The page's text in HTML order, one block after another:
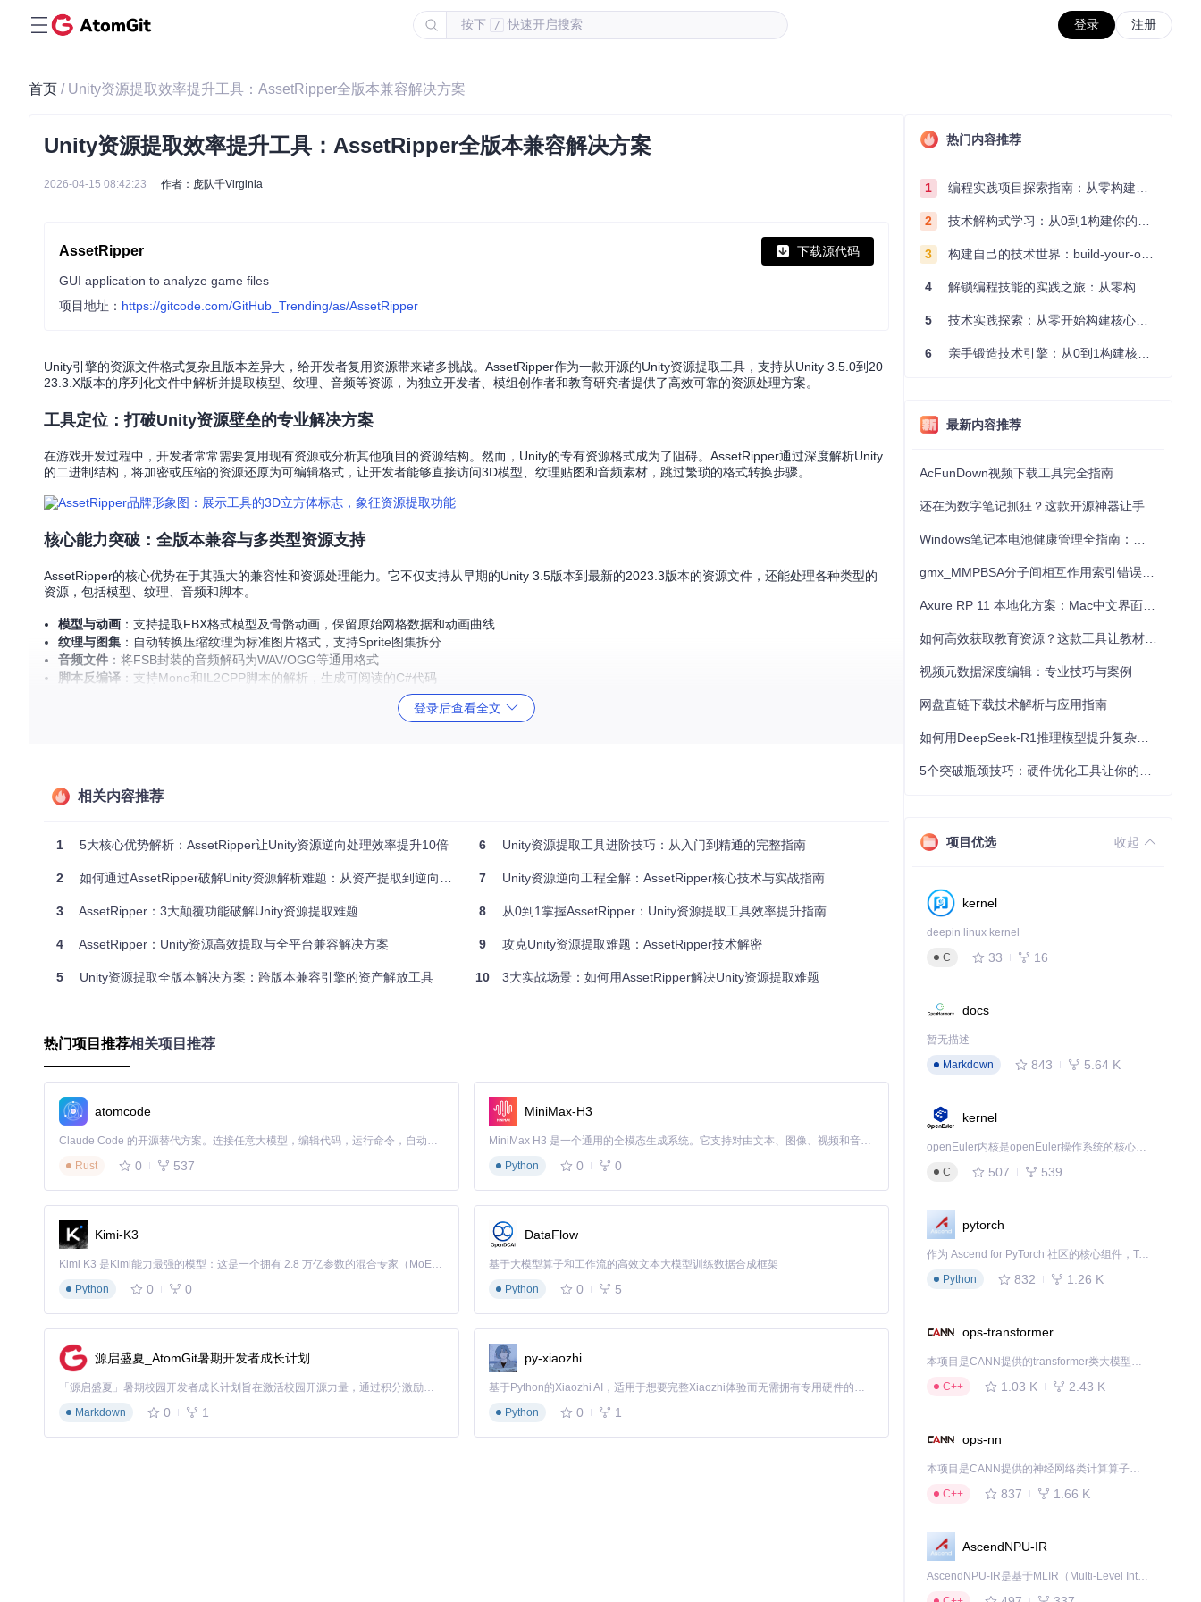
按下 / 快速开启搜索 登录 注册
首页 / Unity资源提取效率提升工具：AssetRipper全版本兼容解决方案
Unity资源提取效率提升工具：AssetRipper全版本兼容解决方案
2026-04-15 08:42:23 作者：庞队千Virginia
AssetRipper 下载源代码
GUI application to analyze game files
项目地址： https://gitcode.com/GitHub_Trending/as/AssetRipper
Unity引擎的资源文件格式复杂且版本差异大，给开发者复用资源带来诸多挑战。AssetRipper作为一款开源的Unity资源提取工具，支持从Unity 3.5.0到20
23.3.X版本的序列化文件中解析并提取模型、纹理、音频等资源，为独立开发者、模组创作者和教育研究者提供了高效可靠的资源处理方案。
工具定位：打破Unity资源壁垒的专业解决方案
在游戏开发过程中，开发者常常需要复用现有资源或分析其他项目的资源结构。然而，Unity的专有资源格式成为了阻碍。AssetRipper通过深度解析Unity
的二进制结构，将加密或压缩的资源还原为可编辑格式，让开发者能够直接访问3D模型、纹理贴图和音频素材，跳过繁琐的格式转换步骤。
核心能力突破：全版本兼容与多类型资源支持
AssetRipper的核心优势在于其强大的兼容性和资源处理能力。它不仅支持从早期的Unity 3.5版本到最新的2023.3版本的资源文件，还能处理各种类型的
资源，包括模型、纹理、音频和脚本。
模型与动画 ：支持提取FBX格式模型及骨骼动画，保留原始网格数据和动画曲线
纹理与图集 ：自动转换压缩纹理为标准图片格式，支持Sprite图集拆分
音频文件 ：将FSB封装的音频解码为WAV/OGG等通用格式
脚本反编译 ：支持Mono和IL2CPP脚本的解析，生成可阅读的C#代码
工具解法
教育研究中的资源结构分析
场景挑战：游戏设计专业学生小李需要分析主流游戏的资源优化策略，以应用到自己的毕业设计中。
工具解法：小李利用AssetRipper解析商业游戏的资源文件，学习纹理压缩方式和模型面数优化技巧。通过工具提取的资源，他深入了解了专业游戏的资源
技术特性解析：轻量化设计与用户友好体验
轻量化设计：工具体积不足50MB，无需安装即可运行，支持Windows、macOS和Linux系统
直观配置界面：提供图形化配置面板，用户可根据需求选择资源导出格式、设置脚本反编译级别等
命令行模式：支持集成到自动化工作流中，实现批量资源处理
常见问题规避
版本兼容性问题：确保使用最新版本的AssetRipper，以支持最新的Unity格式。如果遇到解析问题，可尝试更新工具或查看项目的Issue列表寻找解决方
案。
资源提取不完整
：部分复杂资源可能需要特定的配置选项。例如，提取纹理时选择合适的导出格式，避免因压缩方式不同导致提取失败。
脚本反编译错误：对于IL2CPP脚本，反编译结果可能不如Mono脚本完整。可尝试调整"Script Content Level"选项，或使用其他工具辅助分析。
选择文件：在GUI中点击"File"导入Unity资源文件（如*.bundle）
配置导出
：在"Configuration Options"中设置输出格式，点击"Export"开始提取
通过以上步骤，用户可以快速上手AssetRipper，解锁资源复用的无限可能。无论是游戏开发、模组创作还是教育研究，AssetRipper都能成为处理Unity资
源的得力助手。
登录后查看全文
相关内容推荐
1 5大核心优势解析：AssetRipper让Unity资源逆向处理效率提升10倍
2 如何通过AssetRipper破解Unity资源解析难题：从资产提取到逆向工程全指南
3 AssetRipper：3大颠覆功能破解Unity资源提取难题
4 AssetRipper：Unity资源高效提取与全平台兼容解决方案
5 Unity资源提取全版本解决方案：跨版本兼容引擎的资产解放工具
6 Unity资源提取工具进阶技巧：从入门到精通的完整指南
7 Unity资源逆向工程全解：AssetRipper核心技术与实战指南
8 从0到1掌握AssetRipper：Unity资源提取工具效率提升指南
9 攻克Unity资源提取难题：AssetRipper技术解密
10 3大实战场景：如何用AssetRipper解决Unity资源提取难题
热门项目推荐相关项目推荐
atomcode
Claude Code 的开源替代方案。连接任意大模型，编辑代码，运行命令，自动验证 — 全自动执行。用 Rust 构建，极致性能。 ｜ An open-source alternative to Claude Code. Connect any LLM, edit code, run commands, and verify changes — autonomously. Built in Rust for speed. Get Started
Rust
0 537
MiniMax-H3
MiniMax H3 是一个通用的全模态生成系统。它支持对由文本、图像、视频和音频组成的多模态上下文进行统一理解，并能生成分辨率高达 2K、时长可达 15 秒的带原生立体声音频的视频。得益于面向任务泛化的系统设计，H3 在预训练阶段就已具备广泛的多模态上下文理解与生成能力，能够出色地执行复杂的多模态指令。
Python
0 0
Kimi-K3
Kimi K3 是Kimi能力最强的模型：这是一个拥有 2.8 万亿参数的混合专家（MoE）模型，具备原生视觉理解能力，并支持 100 万 token 的上下文窗口。
Python
0 0
DataFlow
基于大模型算子和工作流的高效文本大模型训练数据合成框架
Python
0 5
源启盛夏_AtomGit暑期开发者成长计划
「源启盛夏」暑期校园开发者成长计划旨在激活校园开源力量，通过积分激励、认证扶持、资源倾斜等形式，引导高校组织和开发者完成「入驻 — 建项目 — 做贡献 — 获认证 — 得资源」的完整闭环。无论你是想带领社团入驻平台的组织者，还是希望用代码贡献证明自己的开发者，都能在这里找到属于你的成长路径。
Markdown
0 1
py-xiaozhi
基于Python的Xiaozhi AI，适用于想要完整Xiaozhi体验而无需拥有专用硬件的用户。
Python
0 1
热门内容推荐
1 编程实践项目探索指南：从零构建技术能力体系
2 技术解构式学习：从0到1构建你的编程知识体系
3 构建自己的技术世界：build-your-own-x项目的实践探索指南
4 解锁编程技能的实践之旅：从零构建你的技术世界
5 技术实践探索：从零开始构建核心系统的实践指南
6 亲手锻造技术引擎：从0到1构建核心系统的实践指南
最新内容推荐
AcFunDown视频下载工具完全指南
视频元数据深度编辑：专业技巧与案例
网盘直链下载技术解析与应用指南
项目优选 收起
kernel
deepin linux kernel
C
33 16
docs
暂无描述
Markdown
843 5.64 K
kernel
openEuler内核是openEuler操作系统的核心，既是系统性能与稳定性的基石，也是连接处理器、设备与服务的桥梁。
C
507 539
pytorch
作为 Ascend for PyTorch 社区的核心组件，TorchNPU 是昇腾专为 PyTorch 打造的深度学习适配插件，使 PyTorch 框架能够直接调用昇腾 NPU，为开发者提供昇腾 AI 处理器的超强算力。
Python
832 1.26 K
ops-transformer
本项目是CANN提供的transformer类大模型算子库，实现网络在NPU上加速计算。
C++
1.03 K 2.43 K
ops-nn
本项目是CANN提供的神经网络类计算算子库，实现网络在NPU上加速计算。
C++
837 1.66 K
AscendNPU-IR
AscendNPU-IR是基于MLIR（Multi-Level Intermediate Representation）构建的，面向昇腾亲和算子编译时使用的中间表示，提供昇腾完备表达能力，通过编译优化提升昇腾AI处理器计算效率，支持通过生态框架使能昇腾AI处理器与深度调优